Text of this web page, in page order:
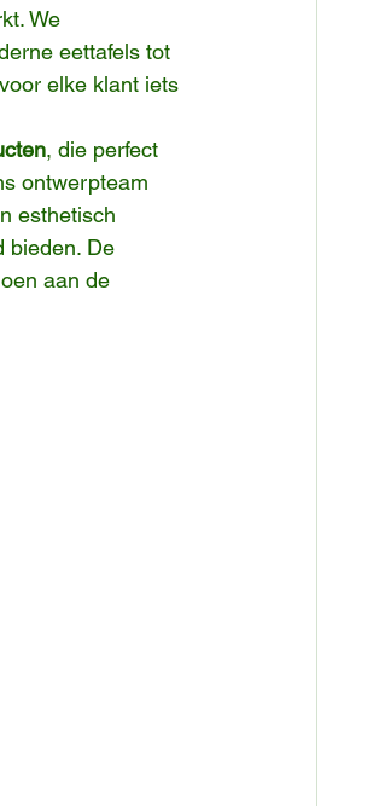
We
eettafels tot
elke klant iets
, die perfect
ontwerpteam
esthetisch
bieden. De
aan de